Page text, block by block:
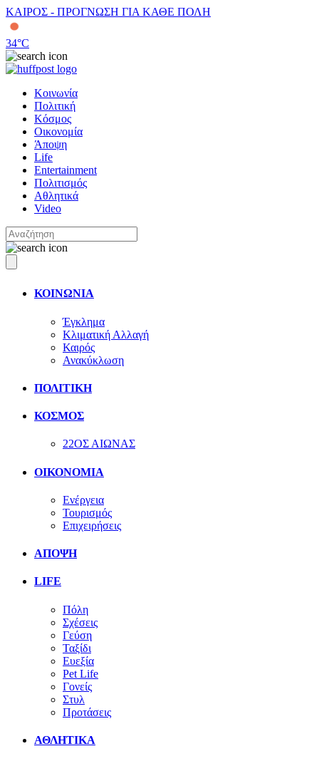
ΚΑΙΡΟΣ - ΠΡΟΓΝΩΣΗ ΓΙΑ ΚΑΘΕ ΠΟΛΗ
34°C
Κοινωνία
Πολιτική
Κόσμος
Οικονομία
Άποψη
Life
Entertainment
Πολιτισμός
Αθλητικά
Video
ΚΟΙΝΩΝΙΑ
Έγκλημα
Κλιματική Αλλαγή
Καιρός
Ανακύκλωση
ΠΟΛΙΤΙΚΗ
ΚΟΣΜΟΣ
22ΟΣ ΑΙΩΝΑΣ
ΟΙΚΟΝΟΜΙΑ
Ενέργεια
Τουρισμός
Επιχειρήσεις
ΑΠΟΨΗ
LIFE
Πόλη
Σχέσεις
Γεύση
Ταξίδι
Ευεξία
Pet Life
Γονείς
Στυλ
Προτάσεις
ΑΘΛΗΤΙΚΑ